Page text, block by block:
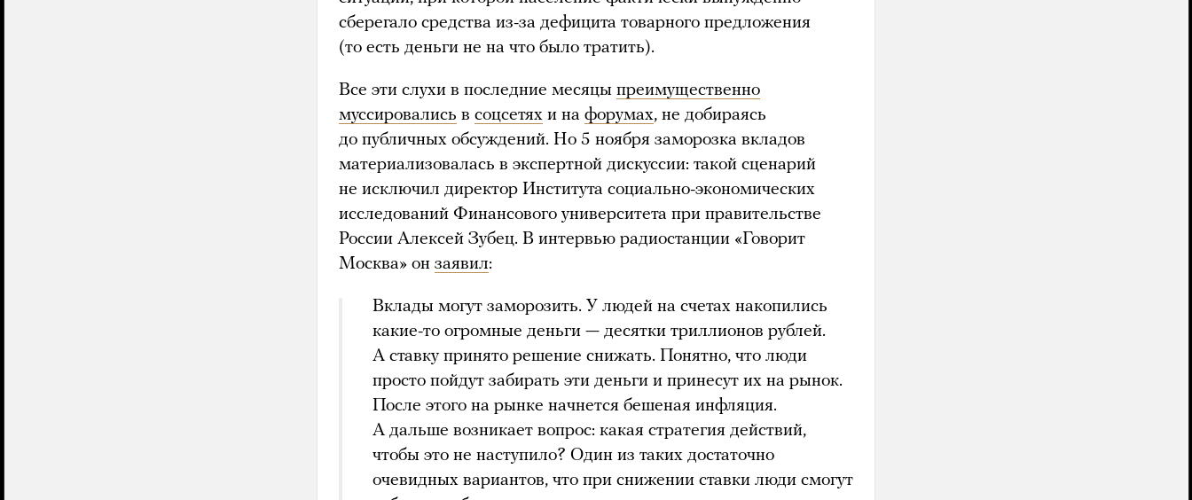
сберегало средства из-за дефицита товарного предложения
(то есть деньги не на что было тратить).
Все эти слухи в последние месяцы преимущественно
муссировались в соцсетях и на форумах, не добираясь
до публичных обсуждений. Но 5 ноября заморозка вкладов
материализовалась в экспертной дискуссии: такой сценарий
не исключил директор Института социально-экономических
исследований Финансового университета при правительстве
России Алексей Зубец. В интервью радиостанции «Говорит
Москва» он заявил:
Вклады могут заморозить. У людей на счетах накопились
какие-то огромные деньги — десятки триллионов рублей.
А ставку принято решение снижать. Понятно, что люди
просто пойдут забирать эти деньги и принесут их на рынок.
После этого на рынке начнется бешеная инфляция.
А дальше возникает вопрос: какая стратегия действий,
чтобы это не наступило? Один из таких достаточно
очевидных вариантов, что при снижении ставки люди смогут